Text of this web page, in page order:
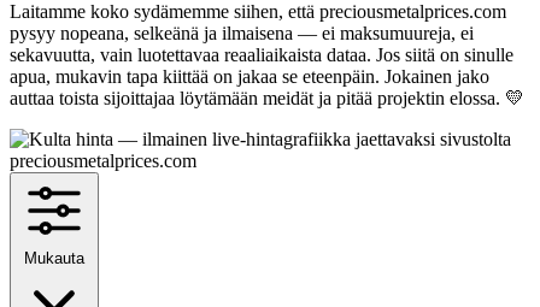
Laitamme koko sydämemme siihen, että preciousmetalprices.com
pysyy nopeana, selkeänä ja ilmaisena — ei maksumuureja, ei
sekavuutta, vain luotettavaa reaaliaikaista dataa. Jos siitä on sinulle
apua, mukavin tapa kiittää on jakaa se eteenpäin. Jokainen jako
auttaa toista sijoittajaa löytämään meidät ja pitää projektin elossa. 💛
Mukauta